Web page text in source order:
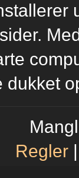
Regler